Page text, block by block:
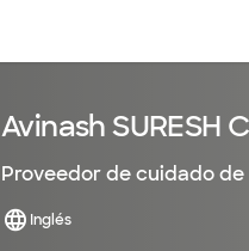
Avinash SURESH
Proveedor de cuidado de
Inglés